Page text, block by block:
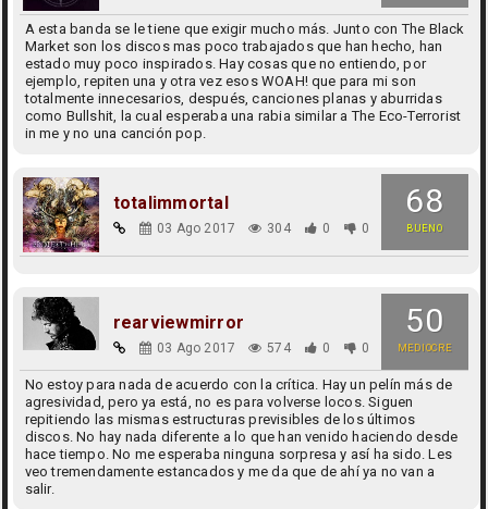
A esta banda se le tiene que exigir mucho más. Junto con The Black
Market son los discos mas poco trabajados que han hecho, han
estado muy poco inspirados. Hay cosas que no entiendo, por
ejemplo, repiten una y otra vez esos WOAH! que para mi son
totalmente innecesarios, después, canciones planas y aburridas
como Bullshit, la cual esperaba una rabia similar a The Eco-Terrorist
in me y no una canción pop.
68
BUENO
totalimmortal
03 Ago 2017 304 0 0
50
MEDIOCRE
rearviewmirror
03 Ago 2017 574 0 0
No estoy para nada de acuerdo con la crítica. Hay un pelín más de
agresividad, pero ya está, no es para volverse locos. Siguen
repitiendo las mismas estructuras previsibles de los últimos
discos. No hay nada diferente a lo que han venido haciendo desde
hace tiempo. No me esperaba ninguna sorpresa y así ha sido. Les
veo tremendamente estancados y me da que de ahí ya no van a
salir.